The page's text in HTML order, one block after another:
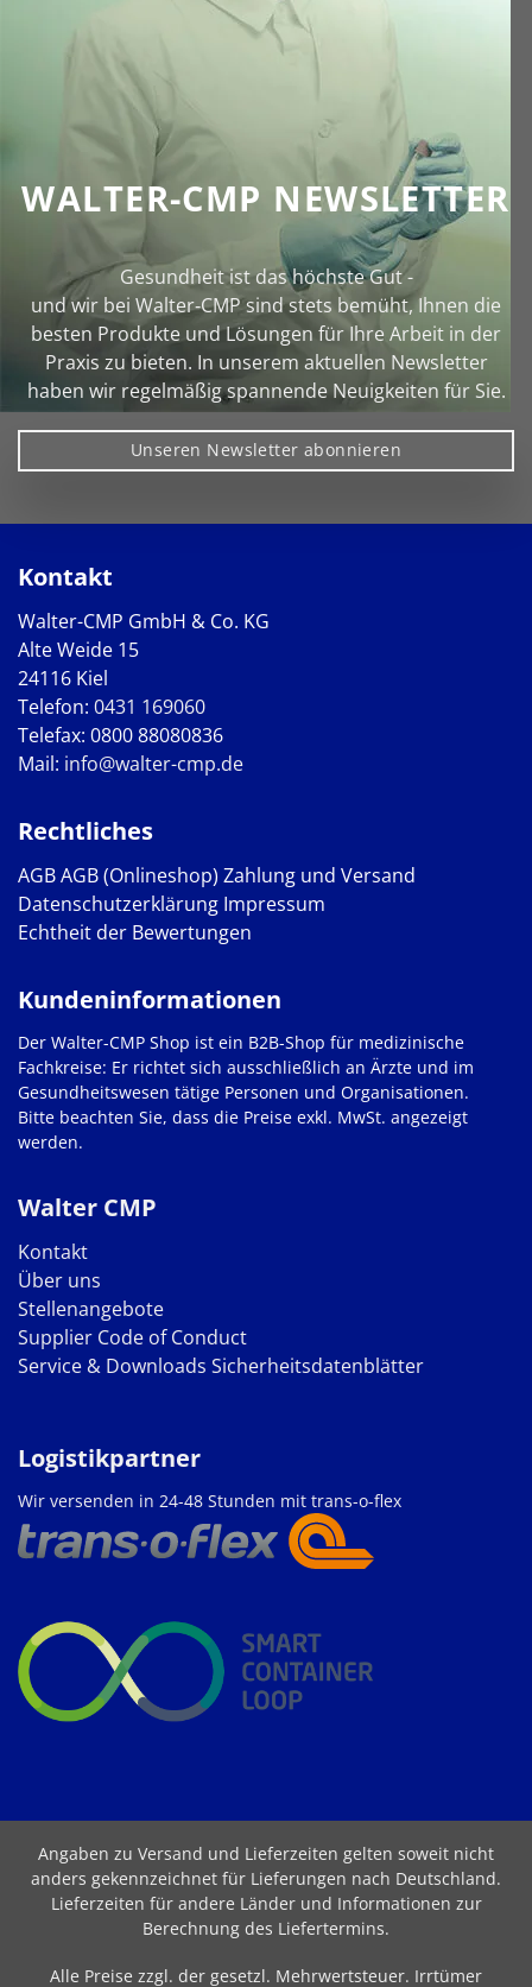
WALTER-CMP NEWSLETTER
Gesundheit ist das höchste Gut -
und wir bei Walter‑CMP sind stets bemüht, Ihnen die
besten Produkte und Lösungen für Ihre Arbeit in der
Praxis zu bieten. In unserem aktuellen Newsletter
haben wir regelmäßig spannende Neuigkeiten für Sie.
Unseren Newsletter abonnieren
Kontakt
Walter-CMP GmbH & Co. KG
Alte Weide 15
24116 Kiel
Telefon: 0431 169060
Telefax: 0800 88080836
Mail: info@walter-cmp.de
Rechtliches
AGBAGB (Onlineshop) Zahlung und Versand
Datenschutzerklärung Impressum
Echtheit der Bewertungen
Walter CMP
Kontakt
Über uns
Stellenangebote
Supplier Code of Conduct
Service & Downloads Sicherheitsdatenblätter
Kundeninformationen
Der Walter-CMP Shop ist ein B2B-Shop für medizinische
Fachkreise: Er richtet sich ausschließlich an Ärzte und im
Gesundheitswesen tätige Personen und Organisationen.
Bitte beachten Sie, dass die Preise exkl. MwSt. angezeigt
werden.
Logistikpartner
Wir versenden in 24-48 Stunden mit trans-o-flex
Angaben zu Versand und Lieferzeiten gelten soweit nicht
anders gekennzeichnet für Lieferungen nach Deutschland.
Lieferzeiten für andere Länder und Informationen zur
Berechnung des Liefertermins.
Alle Preise zzgl. der gesetzl. Mehrwertsteuer. Irrtümer